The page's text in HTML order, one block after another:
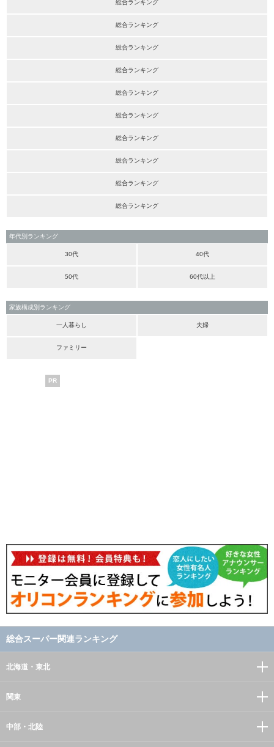
総合ランキング
総合ランキング
総合ランキング
総合ランキング
総合ランキング
総合ランキング
総合ランキング
総合ランキング
総合ランキング
総合ランキング
年代別ランキング
30代 40代
50代 60代以上
家族構成別ランキング
一人暮らし 夫婦
ファミリー
PR
総合スーパー関連ランキング
北海道・東北
関東
中部・北陸